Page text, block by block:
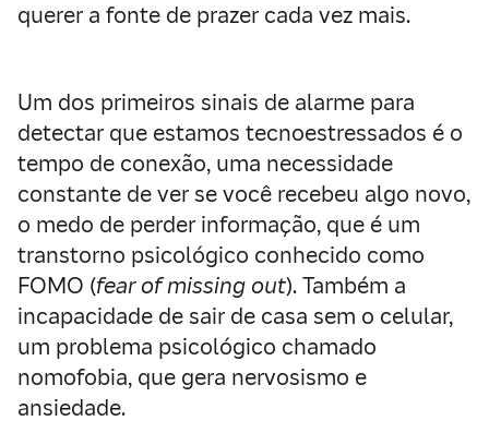
querer a fonte de prazer cada vez mais.
Um dos primeiros sinais de alarme para
detectar que estamos tecnoestressados é o
tempo de conexão, uma necessidade
constante de ver se você recebeu algo novo,
o medo de perder informação, que é um
transtorno psicológico conhecido como
FOMO (fear of missing out). Também a
incapacidade de sair de casa sem o celular,
um problema psicológico chamado
nomofobia, que gera nervosismo e
ansiedade.